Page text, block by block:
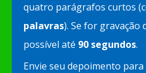
quatro parágrafos curtos
palavras). Se for gravação
possível até 90 segundos.
Envie seu depoimento para